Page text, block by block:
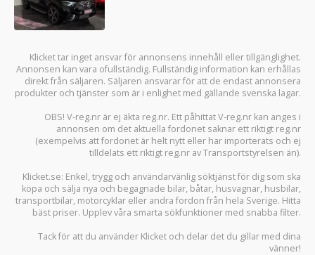
Klicket tar inget ansvar för annonsens innehåll eller tillgänglighet.
Annonsen kan vara ofullständig. Fullständig information kan erhållas
direkt från säljaren. Säljaren ansvarar för att de endast annonsera
produkter och tjänster som är i enlighet med gällande svenska lagar.
OBS! V-reg.nr är ej äkta reg.nr. Ett påhittat V-reg.nr kan anges i
annonsen om det aktuella fordonet saknar ett riktigt reg.nr
(exempelvis att fordonet är helt nytt eller har importerats och ej
tilldelats ett riktigt reg.nr av Transportstyrelsen än).
Klicket.se: Enkel, trygg och användarvänlig söktjänst för dig som ska
köpa och sälja nya och begagnade bilar, båtar, husvagnar, husbilar,
transportbilar, motorcyklar eller andra fordon från hela Sverige. Hitta
bäst priser. Upplev våra smarta sökfunktioner med snabba filter.
Tack för att du använder Klicket och delar det du gillar med dina
vänner!